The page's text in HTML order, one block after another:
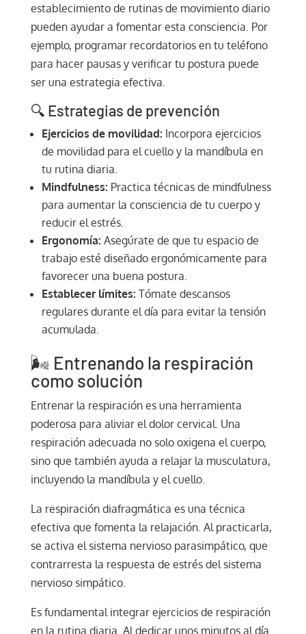
establecimiento de rutinas de movimiento diario
pueden ayudar a fomentar esta consciencia. Por
ejemplo, programar recordatorios en tu teléfono
para hacer pausas y verificar tu postura puede
ser una estrategia efectiva.
🔍 Estrategias de prevención
Ejercicios de movilidad: Incorpora ejercicios
de movilidad para el cuello y la mandíbula en
tu rutina diaria.
Mindfulness: Practica técnicas de mindfulness
para aumentar la consciencia de tu cuerpo y
reducir el estrés.
Ergonomía: Asegúrate de que tu espacio de
trabajo esté diseñado ergonómicamente para
favorecer una buena postura.
Establecer límites: Tómate descansos
regulares durante el día para evitar la tensión
acumulada.
🌬️ Entrenando la respiración
como solución
Entrenar la respiración es una herramienta
poderosa para aliviar el dolor cervical. Una
respiración adecuada no solo oxigena el cuerpo,
sino que también ayuda a relajar la musculatura,
incluyendo la mandíbula y el cuello.
La respiración diafragmática es una técnica
efectiva que fomenta la relajación. Al practicarla,
se activa el sistema nervioso parasimpático, que
contrarresta la respuesta de estrés del sistema
nervioso simpático.
Es fundamental integrar ejercicios de respiración
en la rutina diaria. Al dedicar unos minutos al día